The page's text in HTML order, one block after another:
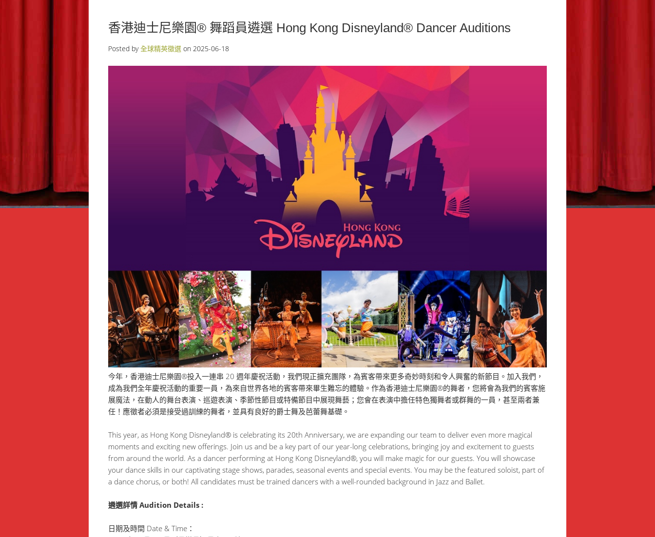
香港迪士尼樂園® 舞蹈員遴選 Hong Kong Disneyland® Dancer Auditions
Posted by全球精英徵選 on 2025-06-18
今年，香港迪士尼樂園®投入一連串 20 週年慶祝活動，我們現正擴充團隊，為賓客帶來更多奇妙時刻和令人興奮的新節目。加入我們，
成為我們全年慶祝活動的重要一員，為來自世界各地的賓客帶來畢生難忘的體驗。作為香港迪士尼樂園®的舞者，您將會為我們的賓客施
展魔法，在動人的舞台表演、巡遊表演、季節性節目或特備節目中展現舞藝；您會在表演中擔任特色獨舞者或群舞的一員，甚至兩者兼
任！應徵者必須是接受過訓練的舞者，並具有良好的爵士舞及芭蕾舞基礎。
This year, as Hong Kong Disneyland® is celebrating its 20th Anniversary, we are expanding our team to deliver even more magical
moments and exciting new offerings. Join us and be a key part of our year-long celebrations, bringing joy and excitement to guests
from around the world. As a dancer performing at Hong Kong Disneyland®, you will make magic for our guests. You will showcase
your dance skills in our captivating stage shows, parades, seasonal events and special events. You may be the featured soloist, part of
a dance chorus, or both! All candidates must be trained dancers with a well-rounded background in Jazz and Ballet.
遴選詳情 Audition Details :
日期及時間 Date & Time：